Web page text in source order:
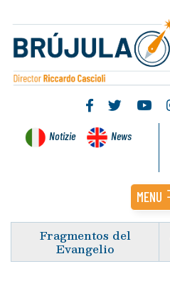
Notizie News
MENU
Fragmentos del
Evangelio